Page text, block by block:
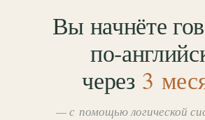
Вы начнёте
через 3
— с помощью логической